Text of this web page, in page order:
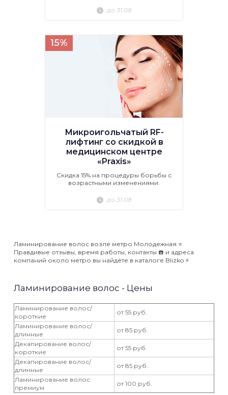
до 31.08
15%
Микроигольчатый RF-
лифтинг со скидкой в
медицинском центре
«Praxis»
Скидка 15% на процедуры борьбы с
возрастными изменениями.
до 31.08
Ламинирование волос возле метро Молодежная ⭐️
Правдивые отзывы, время работы, контакты ☎️ и адреса
компаний около метро вы найдёте в каталоге Blizko ⚡️
Ламинирование волос - Цены
Ламинирование волос/
короткие
от 55 руб.
Ламинирование волос/
длинные
от 85 руб.
Декапирование волос/
короткие
от 55 руб.
Декапирование волос/
длинные
от 85 руб.
Ламинирование волос
премиум
от 100 руб.